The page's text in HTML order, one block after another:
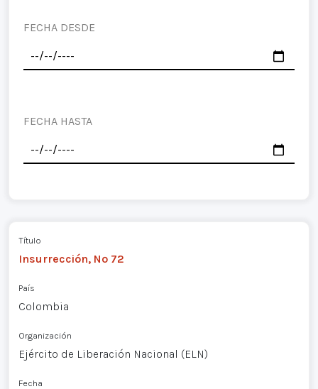
FECHA DESDE
FECHA HASTA
Título
Insurrección, Nº 72
País
Colombia
Organización
Ejército de Liberación Nacional (ELN)
Fecha